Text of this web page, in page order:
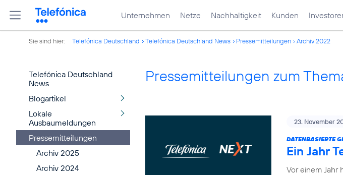
Unternehmen Netze Nachhaltigkeit Kunden
Sie sind hier: Telefónica Deutschland Telefónica Deutschland News Pressemitteilungen Archiv 2022
Telefónica Deutschland
News
Blogartikel
Lokale
Ausbaumeldungen
Pressemitteilungen
Archiv 2025
Archiv 2024
Pressemitteilungen zum
23. November
DATENBASIERTE
Ein Jahr
Vor einem Jahr